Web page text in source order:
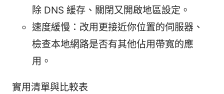
除 DNS 緩存、關閉又開啟地區設定。
速度緩慢：改用更接近你位置的伺服器、
檢查本地網路是否有其他佔用帶寬的應
用。
實用清單與比較表